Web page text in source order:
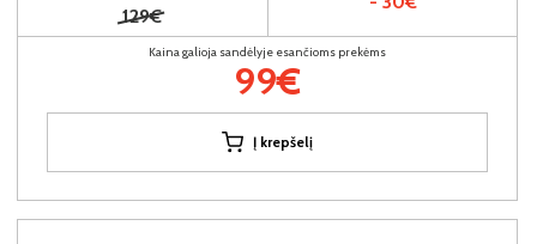
129€
Kaina galioja sandėlyje esančioms prekėms
99€
Į krepšelį